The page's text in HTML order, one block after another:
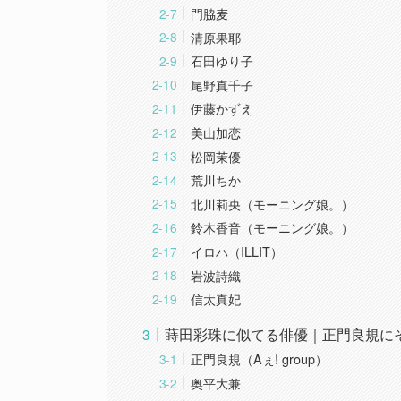
門脇麦
清原果耶
石田ゆり子
尾野真千子
伊藤かずえ
美山加恋
松岡茉優
荒川ちか
北川莉央（モーニング娘。）
鈴木香音（モーニング娘。）
イロハ（ILLIT）
岩波詩織
信太真妃
蒔田彩珠に似てる俳優｜正門良規に
正門良規（Aぇ! group）
奥平大兼